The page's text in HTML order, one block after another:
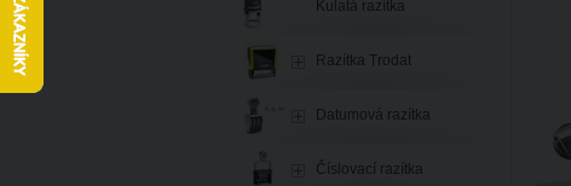
Kulatá razítka
Razítka Trodat
Datumová razítka
Číslovací razítka